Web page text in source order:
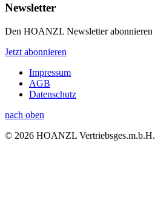
Newsletter
Den HOANZL Newsletter abonnieren
Jetzt abonnieren
Impressum
AGB
Datenschutz
nach oben
© 2026 HOANZL Vertriebsges.m.b.H.